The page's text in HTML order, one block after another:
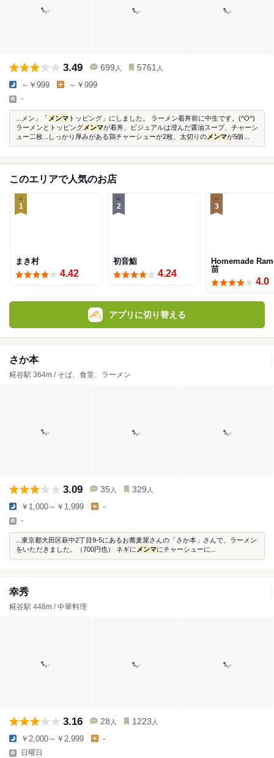
3.49 699 人 5761 人
～￥999 ～￥999
-
...メン」「 メンマ トッピング」にしました。 ラーメン着丼前に中生です。(^O^)
ラーメンとトッピングメンマが着丼、ビジュアルは澄んだ醤油スープ、チャーシ
ュー二枚...しっかり厚みがある鶏チャーシューが2枚、太切りのメンマが5個...
このエリアで人気のお店
1
まき村
4.42
2
初音鮨
4.24
3
Homemade
苗
4.0
アプリに切り替える
さか本
糀谷駅 364m / そば、食堂、ラーメン
3.09 35 人 329 人
￥1,000～￥1,999 -
-
...東京都大田区萩中2丁目9-5にあるお蕎麦屋さんの「さか本」さんで、ラーメン
をいただきました。（700円也） ネギに メンマにチャーシューに...
幸秀
糀谷駅 448m / 中華料理
3.16 28 人 1223 人
￥2,000～￥2,999 -
日曜日